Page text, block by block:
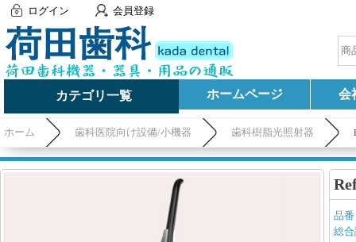
ログイン 会員登録
カテゴリ一覧 ホームページ 会
ホーム 歯科医院向け設備/小機器 歯科樹脂光照射器
品
総